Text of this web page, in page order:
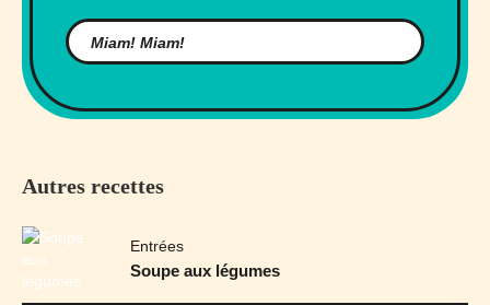
Autres recettes
Entrées
Soupe aux légumes